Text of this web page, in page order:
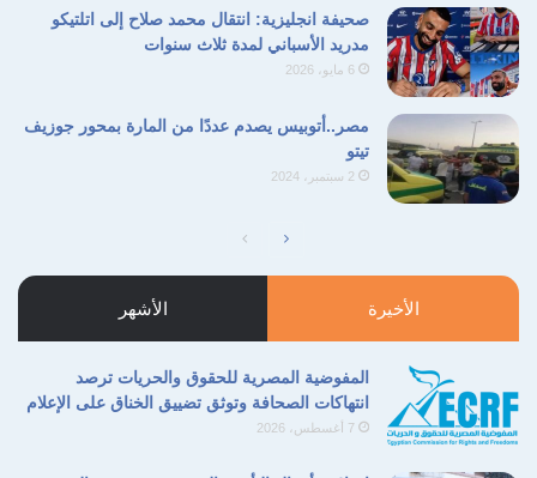
صحيفة انجليزية: انتقال محمد صلاح إلى اتلتيكو
مدريد الأسباني لمدة ثلاث سنوات
6 مايو، 2026
مصر..أتوبيس يصدم عددًا من المارة بمحور جوزيف
تيتو
2 سبتمبر، 2024
الصفحةالصفحة
الأخيرة الأشهر
المفوضية المصرية للحقوق والحريات ترصد
انتهاكات الصحافة وتوثق تضييق الخناق على الإعلام
7 أغسطس، 2026